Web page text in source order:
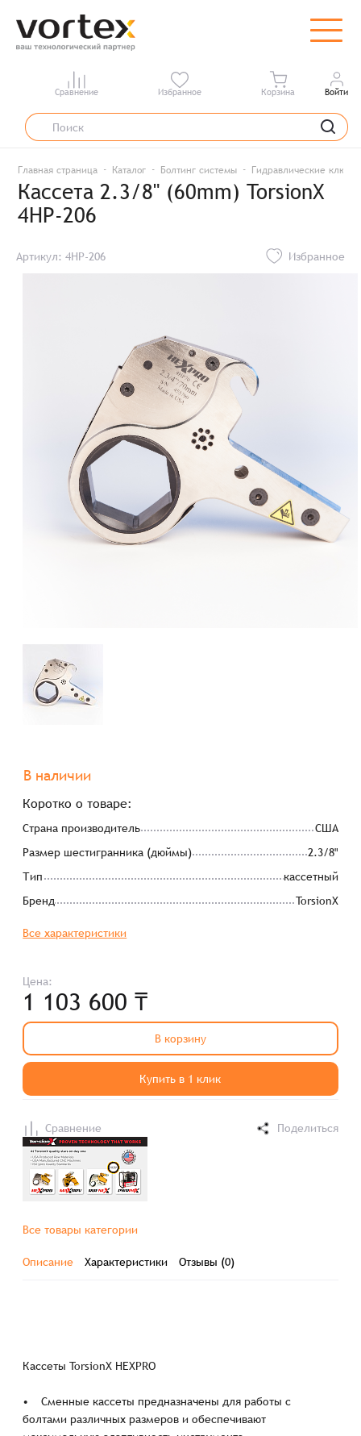
Сравнение Избранное Корзина Войти
Главная страница Каталог Болтинг системы Гидравлические ключи
Кассета 2.3/8" (60mm) TorsionX
4HP-206
Артикул: 4HP-206 Избранное
В наличии
Коротко о товаре:
Страна производитель
США
Размер шестигранника (дюймы)
2.3/8"
Тип
кассетный
Бренд
TorsionX
Все характеристики
Цена:
1 103 600 ₸
В корзину
Купить в 1 клик
Сравнение Поделиться
Все товары категории
Описание Характеристики Отзывы (0)
Кассеты TorsionX HEXPRO
• Сменные кассеты предназначены для работы с
болтами различных размеров и обеспечивают